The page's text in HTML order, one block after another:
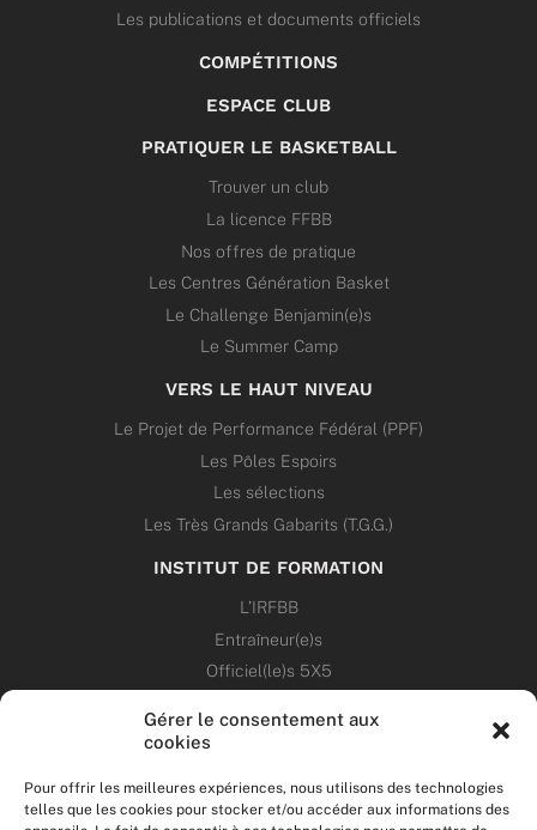
Gérer le consentement aux
cookies
Pour offrir les meilleures expériences, nous utilisons des technologies
telles que les cookies pour stocker et/ou accéder aux informations des
Les publications et documents officiels
COMPÉTITIONS
ESPACE CLUB
PRATIQUER LE BASKETBALL
Trouver un club
La licence FFBB
Nos offres de pratique
Les Centres Génération Basket
Le Challenge Benjamin(e)s
Le Summer Camp
VERS LE HAUT NIVEAU
Le Projet de Performance Fédéral (PPF)
Les Pôles Espoirs
Les sélections
Les Très Grands Gabarits (T.G.G.)
INSTITUT DE FORMATION
L’IRFBB
Entraîneur(e)s
Officiel(le)s 5X5
ANNONCES